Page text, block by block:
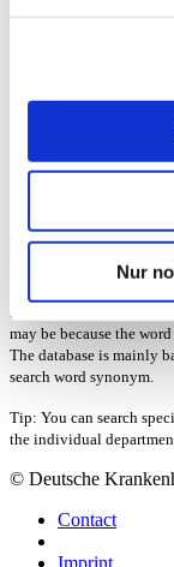
Nur
Service &
Medical
Which diseases are
methods does this
this hospital using
may be because the
The database is mainly
search word synonym.
Tip: You can search
the individual
© Deutsche
Contact
Imprint